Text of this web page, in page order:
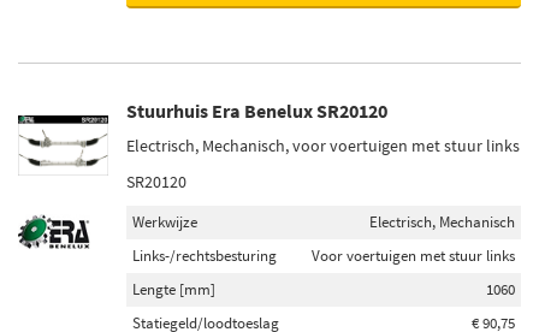
Stuurhuis Era Benelux SR20120
Electrisch, Mechanisch, voor voertuigen met stuur links
SR20120
Werkwijze
Electrisch, Mechanisch
Links-/rechtsbesturing
Voor voertuigen met stuur links
Lengte [mm]
1060
Statiegeld/loodtoeslag
€ 90,75